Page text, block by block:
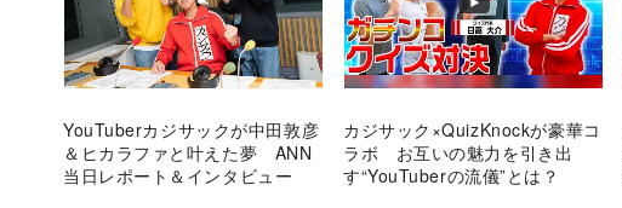
YouTuberカジサックが中田敦彦
＆ヒカラファと叶えた夢 ANN
当日レポート＆インタビュー
カジサック×QuizKnockが豪華コ
ラボ お互いの魅力を引き出
す“YouTuberの流儀”とは？